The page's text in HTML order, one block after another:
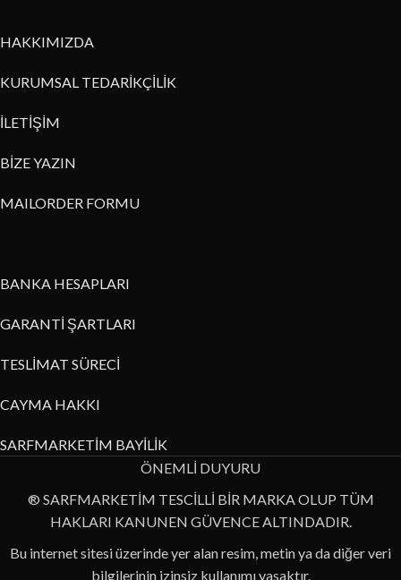
HAKKIMIZDA
KURUMSAL TEDARİKÇİLİK
İLETİŞİM
BİZE YAZIN
MAILORDER FORMU
BANKA HESAPLARI
GARANTİ ŞARTLARI
TESLİMAT SÜRECİ
CAYMA HAKKI
SARFMARKETİM BAYİLİK
ÖNEMLİ DUYURU
® SARFMARKETİM TESCİLLİ BİR MARKA OLUP TÜM
HAKLARI KANUNEN GÜVENCE ALTINDADIR.
Bu internet sitesi üzerinde yer alan resim, metin ya da diğer veri
bilgilerinin izinsiz kullanımı yasaktır.